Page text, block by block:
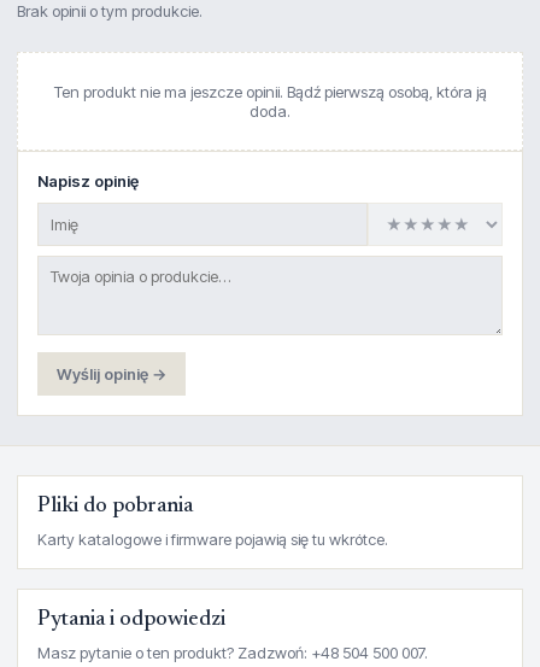
Brak opinii o tym produkcie.
Ten produkt nie ma jeszcze opinii. Bądź pierwszą osobą, która ją
doda.
Napisz opinię
Wyślij opinię →
Pliki do pobrania
Karty katalogowe i firmware pojawią się tu wkrótce.
Pytania i odpowiedzi
Masz pytanie o ten produkt? Zadzwoń: +48 504 500 007.